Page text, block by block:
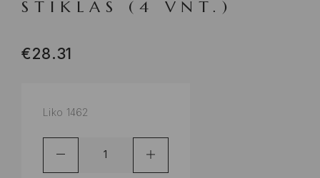
STIKLAS (4 VNT.)
€28.31
Liko 1462